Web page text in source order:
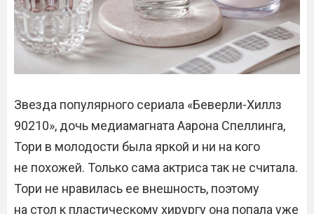
Звезда популярного сериала «Беверли-Хиллз
90210», дочь медиамагната Аарона Спеллинга,
Тори в молодости была яркой и ни на кого
не похожей. Только сама актриса так не считала.
Тори не нравилась ее внешность, поэтому
на стол к пластическому хирургу она попала уже